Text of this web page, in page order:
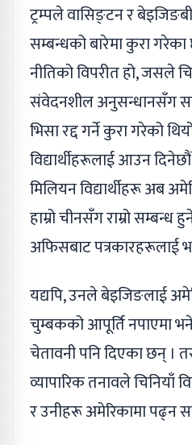
ट्रम्पले वासिङ्टन र
सम्बन्धको बारेमा कुरा
नीतिको विपरीत हो, जसले
संवेदनशील अनुसन्धानसँग
भिसा रद्द गर्ने कुरा गरेको
विद्यार्थीहरूलाई आउन
मिलियन विद्यार्थीहरू अब
हाम्रो चीनसँग राम्रो
अफिसबाट पत्रकारहरूलाई
यद्यपि, उनले बेइजिङलाई
चुम्बकको आपूर्ति नपाएमा
चेतावनी पनि दिएका छन् ।
व्यापारिक तनावले चिनियाँ
र उनीहरू अमेरिकामा पढ्न